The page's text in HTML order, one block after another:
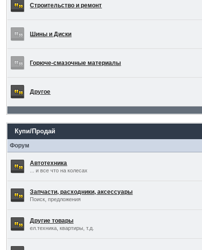
Строительство и ремонт
Шины и Диски
Горюче-смазочные материалы
Другое
Купи/Продай
Форум
Автотехника
... и все что на колесах
Запчасти, расходники, аксессуары
Поиск, предложения
Другие товары
ел.техника, квартиры, т.д.